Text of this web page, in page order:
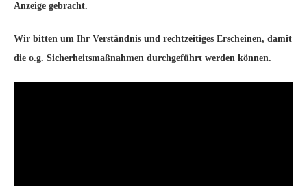
Anzeige gebracht.
Wir bitten um Ihr Verständnis und rechtzeitiges Erscheinen, damit
die o.g. Sicherheitsmaßnahmen durchgeführt werden können.